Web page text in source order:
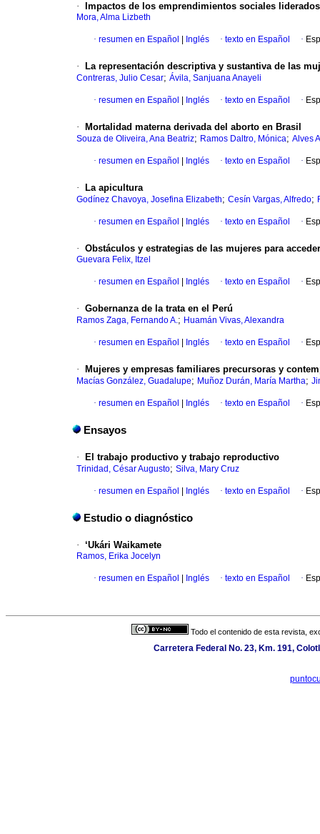
· Impactos de los emprendimientos sociales
Mora, Alma Lizbeth
· resumen en Español Inglés · texto en Español ·
· La representación descriptiva y sustantiva de las
Contreras, Julio Cesar; Ávila, Sanjuana Anayeli
· resumen en Español Inglés · texto en Español ·
· Mortalidad materna derivada del aborto en Brasil
Souza de Oliveira, Ana Beatriz; Ramos Daltro, Mónica; Alves
· resumen en Español Inglés · texto en Español ·
· La apicultura
Godínez Chavoya, Josefina Elizabeth; Cesín Vargas, Alfredo;
· resumen en Español Inglés · texto en Español ·
· Obstáculos y estrategias de las mujeres para
Guevara Felix, Itzel
· resumen en Español Inglés · texto en Español ·
· Gobernanza de la trata en el Perú
Ramos Zaga, Fernando A.; Huamán Vivas, Alexandra
· resumen en Español Inglés · texto en Español ·
· Mujeres y empresas familiares precursoras y
Macías González, Guadalupe; Muñoz Durán, María Martha;
· resumen en Español Inglés · texto en Español ·
Ensayos
· El trabajo productivo y trabajo reproductivo
Trinidad, César Augusto; Silva, Mary Cruz
· resumen en Español Inglés · texto en Español ·
Estudio o diagnóstico
· ‘Ukári Waikamete
Ramos, Erika Jocelyn
· resumen en Español Inglés · texto en Español ·
Todo el contenido de esta revista,
Carretera Federal No. 23, Km. 191,